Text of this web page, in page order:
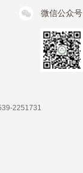
微信公众号
2251731